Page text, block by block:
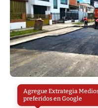
Agregue Extrategia
preferidos en Google